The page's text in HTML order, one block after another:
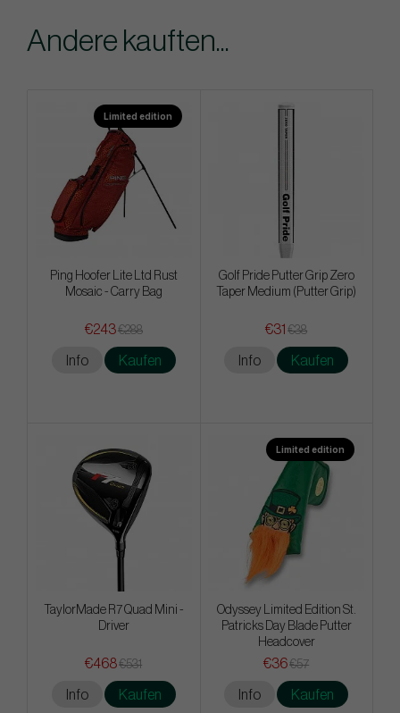
Andere kauften...
Limited edition
Ping Hoofer Lite Ltd Rust
Mosaic - Carry Bag
€243€288
Info Kaufen
Golf Pride Putter Grip Zero
Taper Medium (Putter Grip)
€31 €38
Info Kaufen
TaylorMade R7 Quad Mini -
Driver
€468€531
Info Kaufen
Limited edition
Odyssey Limited Edition St.
Patricks Day Blade Putter
Headcover
€36€57
Info Kaufen